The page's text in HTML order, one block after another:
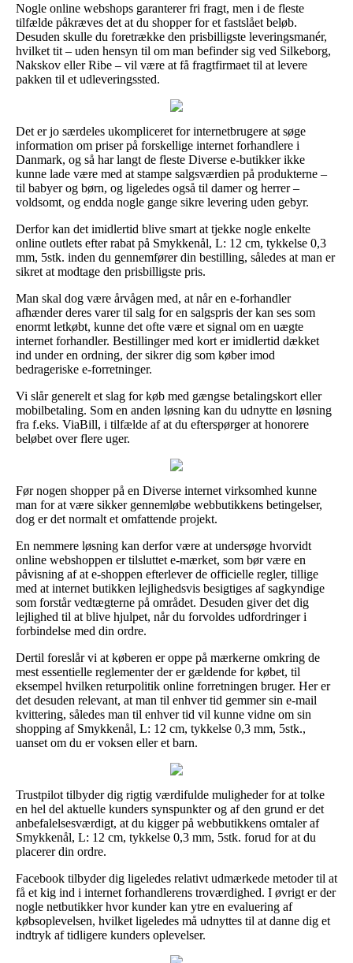
Nogle online webshops garanterer fri fragt, men i de fleste
tilfælde påkræves det at du shopper for et fastslået beløb.
Desuden skulle du foretrække den prisbilligste leveringsmanér,
hvilket tit – uden hensyn til om man befinder sig ved Silkeborg,
Nakskov eller Ribe – vil være at få fragtfirmaet til at levere
pakken til et udleveringssted.
Det er jo særdeles ukompliceret for internetbrugere at søge
information om priser på forskellige internet forhandlere i
Danmark, og så har langt de fleste Diverse e-butikker ikke
kunne lade være med at stampe salgsværdien på produkterne –
til babyer og børn, og ligeledes også til damer og herrer –
voldsomt, og endda nogle gange sikre levering uden gebyr.
Derfor kan det imidlertid blive smart at tjekke nogle enkelte
online outlets efter rabat på Smykkenål, L: 12 cm, tykkelse 0,3
mm, 5stk. inden du gennemfører din bestilling, således at man er
sikret at modtage den prisbilligste pris.
Man skal dog være årvågen med, at når en e-forhandler
afhænder deres varer til salg for en salgspris der kan ses som
enormt letkøbt, kunne det ofte være et signal om en uægte
internet forhandler. Bestillinger med kort er imidlertid dækket
ind under en ordning, der sikrer dig som køber imod
bedrageriske e-forretninger.
Vi slår generelt et slag for køb med gængse betalingskort eller
mobilbetaling. Som en anden løsning kan du udnytte en løsning
fra f.eks. ViaBill, i tilfælde af at du efterspørger at honorere
beløbet over flere uger.
Før nogen shopper på en Diverse internet virksomhed kunne
man for at være sikker gennemløbe webbutikkens betingelser,
dog er det normalt et omfattende projekt.
En nemmere løsning kan derfor være at undersøge hvorvidt
online webshoppen er tilsluttet e-mærket, som bør være en
påvisning af at e-shoppen efterlever de officielle regler, tillige
med at internet butikken lejlighedsvis besigtiges af sagkyndige
som forstår vedtægterne på området. Desuden giver det dig
lejlighed til at blive hjulpet, når du forvoldes udfordringer i
forbindelse med din ordre.
Dertil foreslår vi at køberen er oppe på mærkerne omkring de
mest essentielle reglementer der er gældende for købet, til
eksempel hvilken returpolitik online forretningen bruger. Her er
det desuden relevant, at man til enhver tid gemmer sin e-mail
kvittering, således man til enhver tid vil kunne vidne om sin
shopping af Smykkenål, L: 12 cm, tykkelse 0,3 mm, 5stk.,
uanset om du er voksen eller et barn.
Trustpilot tilbyder dig rigtig værdifulde muligheder for at tolke
en hel del aktuelle kunders synspunkter og af den grund er det
anbefalelsesværdigt, at du kigger på webbutikkens omtaler af
Smykkenål, L: 12 cm, tykkelse 0,3 mm, 5stk. forud for at du
placerer din ordre.
Facebook tilbyder dig ligeledes relativt udmærkede metoder til at
få et kig ind i internet forhandlerens troværdighed. I øvrigt er der
nogle netbutikker hvor kunder kan ytre en evaluering af
købsoplevelsen, hvilket ligeledes må udnyttes til at danne dig et
indtryk af tidligere kunders oplevelser.